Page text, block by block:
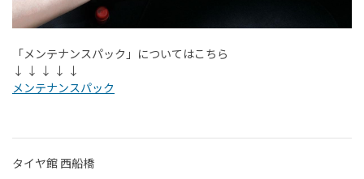
「メンテナンスパック」についてはこちら
↓ ↓ ↓ ↓ ↓
メンテナンスパック
タイヤ館 西船橋